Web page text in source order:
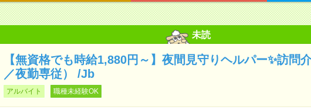
未読
【無資格でも時給1,880円～】夜間見守りヘルパー✨訪問
／夜勤専従） /Jb
アルバイト 職種未経験OK